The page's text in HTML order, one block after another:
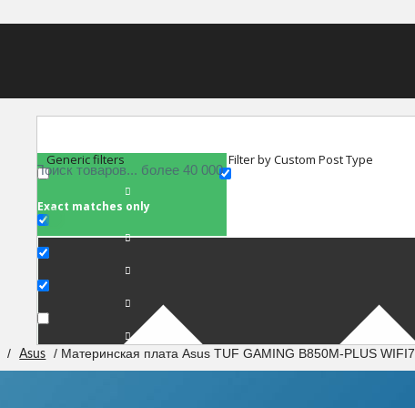
Generic filters
Exact matches only
Filter by Custom Post Type
/ Asus / Материнская плата Asus TUF GAMING B850M-PLUS WIFI7